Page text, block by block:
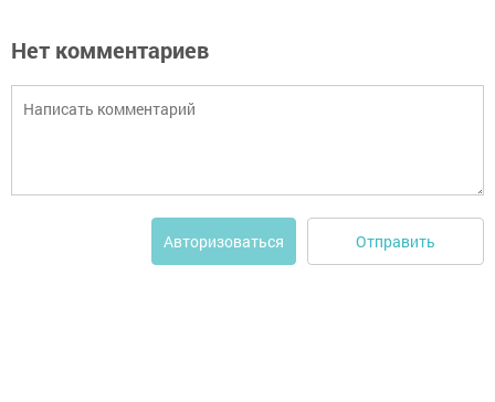
Нет комментариев
Авторизоваться Отправить